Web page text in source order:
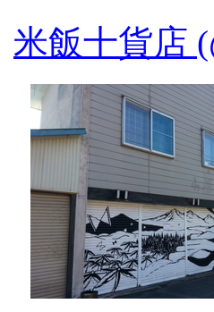
米飯十貨店